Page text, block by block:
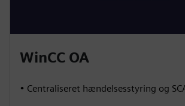
WinCC OA
• Centraliseret hændelsesstyring og